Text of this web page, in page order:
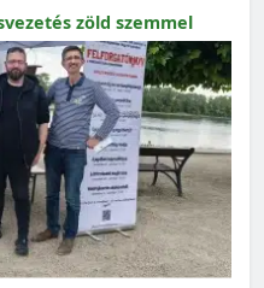
zöld szemmel